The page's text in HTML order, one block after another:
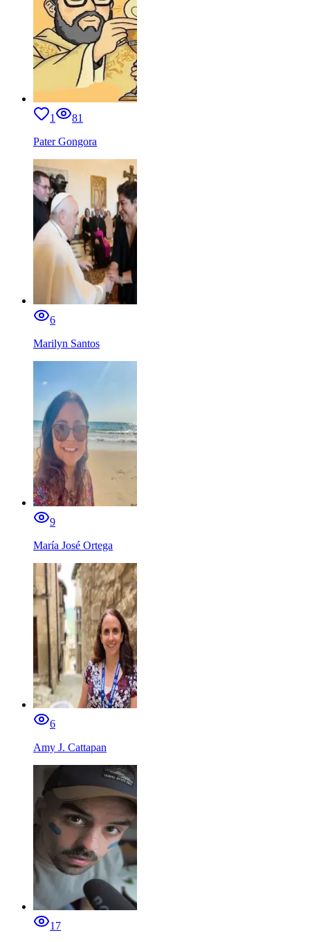
1
81
Pater Gongora
6
Marilyn Santos
9
María José Ortega
6
Amy J. Cattapan
17